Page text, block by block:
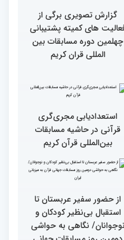
رقابت بخش برادران
چهلمین دوره مسابقات
بین‌المللی قرآن کریم(بخش
چهارم)
فعالیت های کمیته پشتیبانی
چهلمین دوره مسابقات بین
المللی قران کریم
استعدادیابی مجری‌گری
قرآنی در حاشیه مسابقات
بین‌المللی قرآن کریم